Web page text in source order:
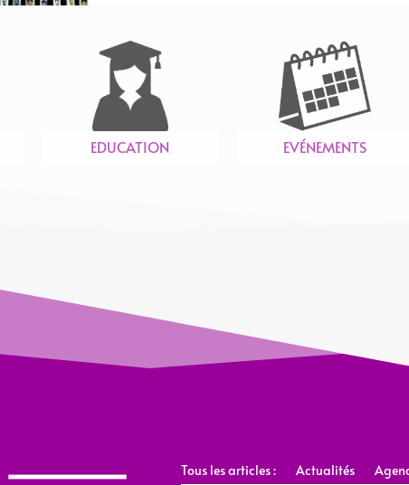
EDUCATION EVÉNEMENTS
Tous les articles : Actualités